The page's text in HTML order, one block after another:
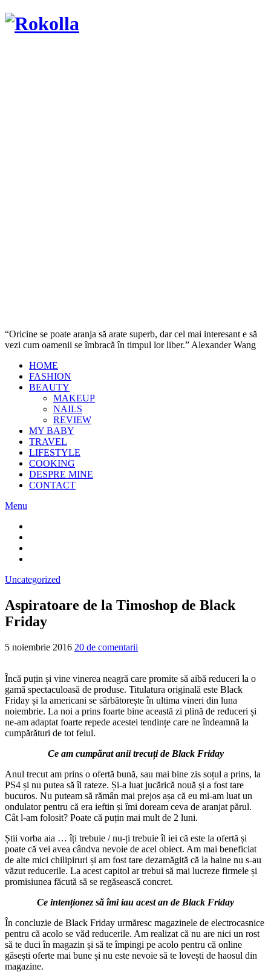
“Oricine se poate aranja să arate superb, dar cel mai interesant e să
vezi cum oamenii se îmbracă în timpul lor liber.” Alexander Wang
HOME
FASHION
BEAUTY
MAKEUP
NAILS
REVIEW
MY BABY
TRAVEL
LIFESTYLE
COOKING
DESPRE MINE
CONTACT
Menu
Uncategorized
Aspiratoare de la Timoshop de Black
Friday
5 noiembrie 2016 20 de comentarii
Încă puțin și vine vinerea neagră care promite să aibă reduceri la o
gamă spectaculoasă de produse. Titulatura originală este Black
Friday și la americani se sărbătorește în ultima vineri din luna
noiembrie. La noi a prins foarte bine această zi plină de reduceri și
ne-am adaptat foarte repede acestei tendințe care ne îndeamnă la
cumpărături de tot felul.
Ce am cumpărat anii trecuți de Black Friday
Anul trecut am prins o ofertă bună, sau mai bine zis soțul a prins, la
PS4 și nu putea să îl rateze. Și-a luat jucărică nouă și a fost tare
bucuros. Nu puteam să rămân mai prejos așa că eu mi-am luat un
ondulator pentru că era ieftin și îmi doream ceva de aranjat părul.
Cât l-am folosit? Poate că puțin mai mult de 2 luni.
Știi vorba aia … îți trebuie / nu-ți trebuie îl iei că este la ofertă și
poate că vei avea cândva nevoie de acel obiect. Am mai beneficiat
de alte mici chilipiruri și am fost tare dezamăgită că la haine nu s-au
văzut reducerile. La acest capitol ar trebui să mai lucreze firmele și
promisiunea făcută să se regăsească concret.
Ce intenționez să îmi iau acest an de Black Friday
În concluzie de Black Friday urmăresc magazinele de electrocasnice
pentru că acolo se văd reducerile. Am realizat că nu are nici un rost
să te duci în magazin și să te împingi pe acolo pentru că online
găsești oferte mai bune și nu este nevoie să te lovești de haosul din
magazine.